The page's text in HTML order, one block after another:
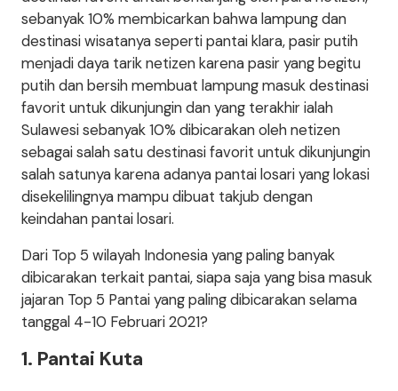
sebanyak 10% membicarkan bahwa lampung dan
destinasi wisatanya seperti pantai klara, pasir putih
menjadi daya tarik netizen karena pasir yang begitu
putih dan bersih membuat lampung masuk destinasi
favorit untuk dikunjungin dan yang terakhir ialah
Sulawesi sebanyak 10% dibicarakan oleh netizen
sebagai salah satu destinasi favorit untuk dikunjungin
salah satunya karena adanya pantai losari yang lokasi
disekelilingnya mampu dibuat takjub dengan
keindahan pantai losari.
Dari Top 5 wilayah Indonesia yang paling banyak
dibicarakan terkait pantai, siapa saja yang bisa masuk
jajaran Top 5 Pantai yang paling dibicarakan selama
tanggal 4-10 Februari 2021?
1. Pantai Kuta